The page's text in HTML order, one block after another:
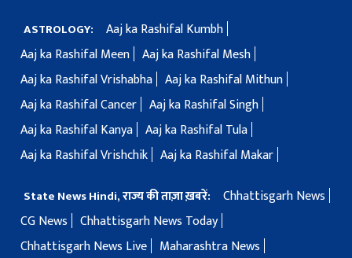
ASTROLOGY:
Aaj ka Rashifal Kumbh
Aaj ka Rashifal Meen Aaj ka Rashifal Mesh
Aaj ka Rashifal Vrishabha Aaj ka Rashifal Mithun
Aaj ka Rashifal Cancer Aaj ka Rashifal Singh
Aaj ka Rashifal Kanya Aaj ka Rashifal Tula
Aaj ka Rashifal Vrishchik Aaj ka Rashifal Makar
State News Hindi, राज्य की ताज़ा ख़बरें:
Chhattisgarh News
CG News
Chhattisgarh News Today
Chhattisgarh News Live
Maharashtra News